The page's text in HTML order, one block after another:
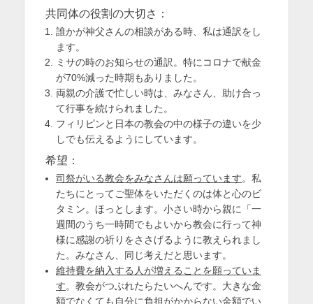
共同体の役割の大切さ：
誰かが神父さんの相談がある時、私は通訳をし
ます。
ミサの時のお知らせの通訳。特にコロナで献金
が70%減った時期もありました。
両親の介護で忙しい時は、みなさん、助け合っ
て行事を続けられました。
フィリピンと日本の教会の中の様子の違いを少
しでも伝えるようにしています。
希望：
司祭がいる教会をみなさんは願っています。私
たちにとってご聖体をいただくのは体と心のビ
タミン。ほっとします。小さい時から親に「一
週間のうち一時間でもよいから教会に行って神
様に感謝の祈りをささげるように教えられまし
た。みなさん、同じ考えだと思います。
維持費を納入する人が増えることを願っていま
す。教会がつぶれたらたいへんです。大きな金
額でなくても自分に負担がかからない金額でい